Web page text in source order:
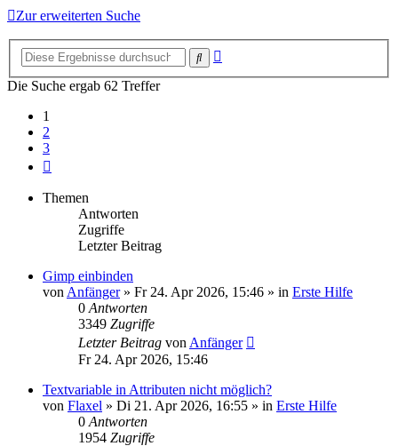
Zur erweiterten Suche
Suche
Die Suche ergab 62 Treffer
1
2
3
Themen
Antworten
Zugriffe
Letzter Beitrag
Gimp einbinden
von Anfänger» Fr 24. Apr 2026, 15:46 » in Erste Hilfe
0 Antworten
3349 Zugriffe
Letzter Beitrag von Anfänger
Fr 24. Apr 2026, 15:46
Textvariable in Attributen nicht möglich?
von Flaxel » Di 21. Apr 2026, 16:55 » in Erste Hilfe
0 Antworten
1954 Zugriffe